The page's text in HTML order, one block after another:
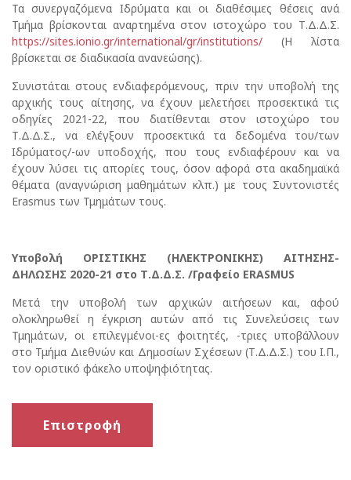
Τα συνεργαζόμενα Ιδρύματα και οι διαθέσιμες θέσεις ανά
Τμήμα βρίσκονται αναρτημένα στον ιστοχώρο του Τ.Δ.Δ.Σ.
https://sites.ionio.gr/international/gr/institutions/ (Η λίστα
βρίσκεται σε διαδικασία ανανεώσης).
Συνιστάται στους ενδιαφερόμενους, πριν την υποβολή της
αρχικής τους αίτησης, να έχουν μελετήσει προσεκτικά τις
οδηγίες 2021-22, που διατίθενται στον ιστοχώρο του
Τ.Δ.Δ.Σ., να ελέγξουν προσεκτικά τα δεδομένα του/των
Ιδρύματος/-ων υποδοχής, που τους ενδιαφέρουν και να
έχουν λύσει τις απορίες τους, όσον αφορά στα ακαδημαϊκά
θέματα (αναγνώριση μαθημάτων κλπ.) με τους Συντονιστές
Erasmus των Τμημάτων τους.
Υποβολή ΟΡΙΣΤΙΚΗΣ (ΗΛΕΚΤΡΟΝΙΚΗΣ) ΑΙΤΗΣΗΣ-
ΔΗΛΩΣΗΣ 2020-21 στο Τ.Δ.Δ.Σ. /Γραφείο ERASMUS
Μετά την υποβολή των αρχικών αιτήσεων και, αφού
ολοκληρωθεί η έγκριση αυτών από τις Συνελεύσεις των
Τμημάτων, οι επιλεγμένοι-ες φοιτητές, -τριες υποβάλλουν
στο Τμήμα Διεθνών και Δημοσίων Σχέσεων (Τ.Δ.Δ.Σ.) του Ι.Π.,
τον οριστικό φάκελο υποψηφιότητας.
Επιστροφή